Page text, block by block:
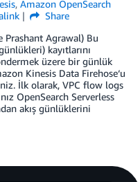
, Amazon OpenSearch
Share
Prashant Agrawal) Bu
kayıtlarını
üzere bir günlük
Kinesis Data Firehose‘u
İlk olarak, VPC flow logs
OpenSearch Serverless
akış günlüklerini